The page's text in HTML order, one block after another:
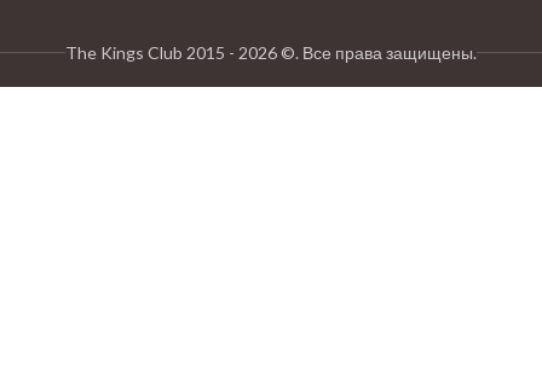
The Kings Club 2015 - 2026 ©. Все права защищены.